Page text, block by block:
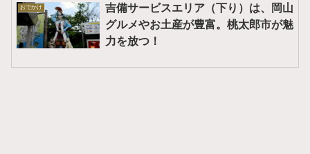
おでかけ
吉備サービスエリア（下り）は、岡山
グルメやお土産が豊富。桃太郎市が魅
力を放つ！